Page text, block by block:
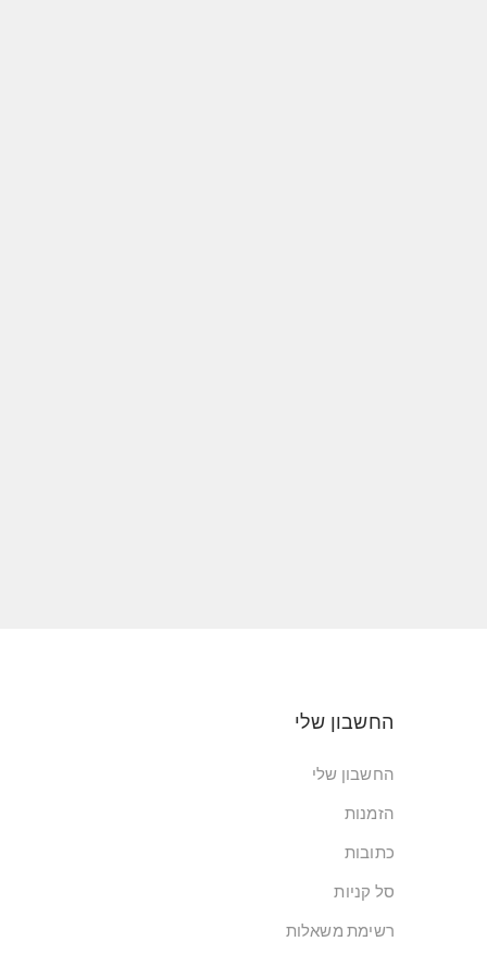
החשבון שלי
החשבון שלי
הזמנות
כתובות
סל קניות
רשימת משאלות